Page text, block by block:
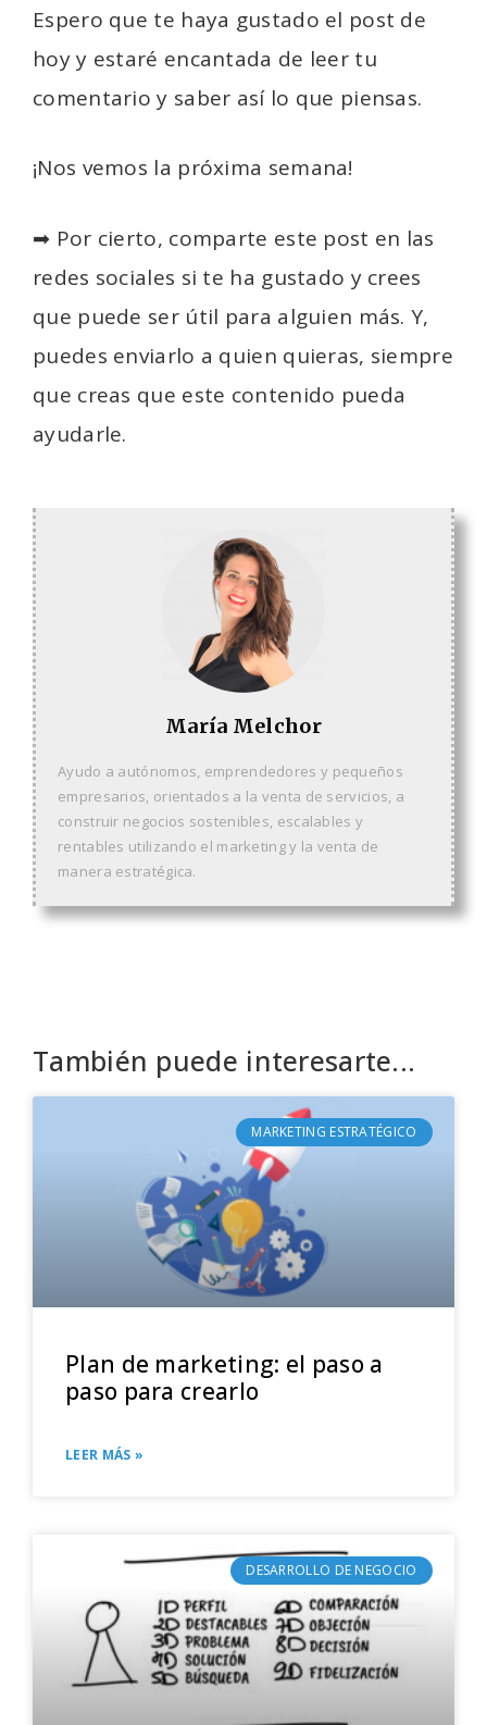
Espero que te haya gustado el post de
hoy y estaré encantada de leer tu
comentario y saber así lo que piensas.
¡Nos vemos la próxima semana!
➡ Por cierto, comparte este post en las
redes sociales si te ha gustado y crees
que puede ser útil para alguien más. Y,
puedes enviarlo a quien quieras, siempre
que creas que este contenido pueda
ayudarle.
María Melchor
Ayudo a autónomos, emprendedores y pequeños
empresarios, orientados a la venta de servicios, a
construir negocios sostenibles, escalables y
rentables utilizando el marketing y la venta de
manera estratégica.
También puede interesarte...
MARKETING ESTRATÉGICO
Plan de marketing: el paso a
paso para crearlo
LEER MÁS »
DESARROLLO DE NEGOCIO